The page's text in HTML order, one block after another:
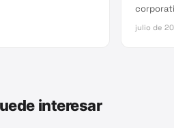
julio de
interesar